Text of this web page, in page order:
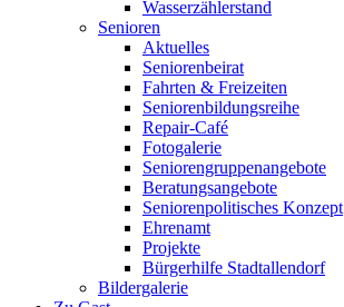
Wasserzählerstand
Senioren
Aktuelles
Seniorenbeirat
Fahrten & Freizeiten
Seniorenbildungsreihe
Repair-Café
Fotogalerie
Seniorengruppenangebote
Beratungsangebote
Seniorenpolitisches Konzept
Ehrenamt
Projekte
Bürgerhilfe Stadtallendorf
Bildergalerie